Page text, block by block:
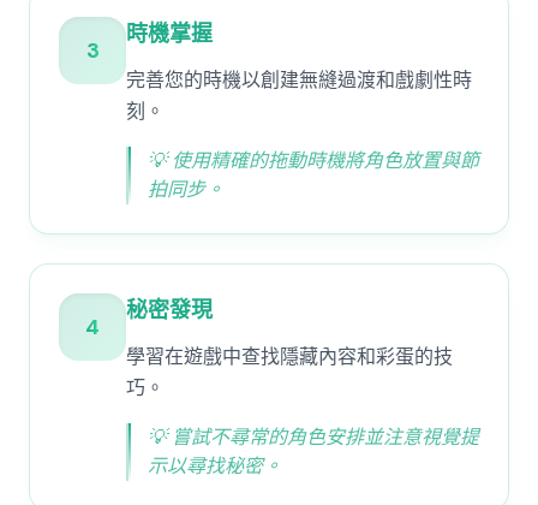
3
時機掌握
完善您的時機以創建無縫過渡和戲劇性時
刻。
💡使用精確的拖動時機將角色放置與節
拍同步。
4
秘密發現
學習在遊戲中查找隱藏內容和彩蛋的技
巧。
💡 嘗試不尋常的角色安排並注意視覺提
示以尋找秘密。